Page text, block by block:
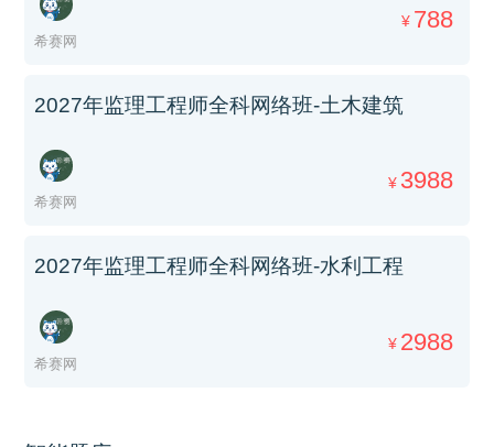
希赛网
¥ 788
2027年监理工程师全科网络班-土木建筑
希赛网
¥ 3988
2027年监理工程师全科网络班-水利工程
希赛网
¥ 2988